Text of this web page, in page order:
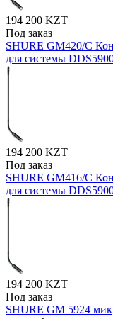
194 200 KZT
Под заказ
SHURE GM420/C
для системы
194 200 KZT
Под заказ
SHURE GM416/C
для системы
194 200 KZT
Под заказ
SHURE GM 5924